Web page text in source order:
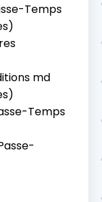
Temps
md
Temps